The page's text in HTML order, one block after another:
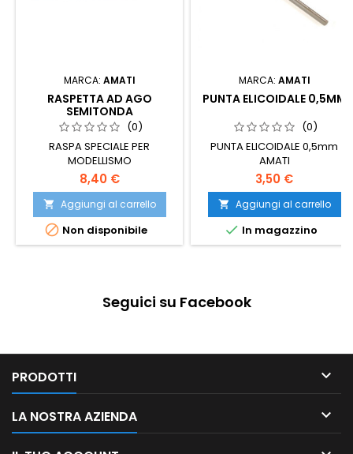
MARCA: AMATI
RASPETTA AD AGO
SEMITONDA
(0)
RASPA SPECIALE PER
MODELLISMO
8,40 €
 Aggiungi al carrello
 Non disponibile
MARCA: AMATI
PUNTA ELICOIDALE 0,5MM
(0)
PUNTA ELICOIDALE 0,5mm
AMATI
3,50 €
 Aggiungi al carrello
 In magazzino
Seguici su Facebook
PRODOTTI 
LA NOSTRA AZIENDA 